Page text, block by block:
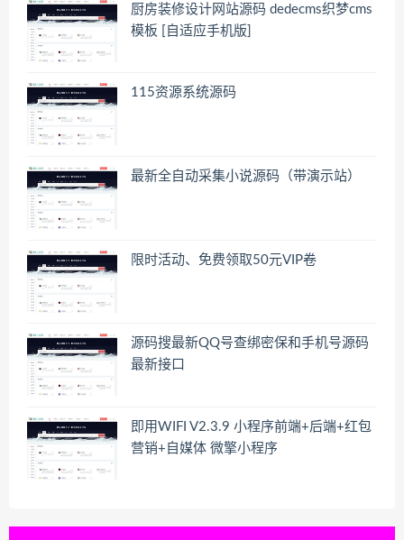
厨房装修设计网站源码 dedecms织梦cms
模板 [自适应手机版]
115资源系统源码
最新全自动采集小说源码（带演示站）
限时活动、免费领取50元VIP卷
源码搜最新QQ号查绑密保和手机号源码
最新接口
即用WIFI V2.3.9 小程序前端+后端+红包
营销+自媒体 微擎小程序